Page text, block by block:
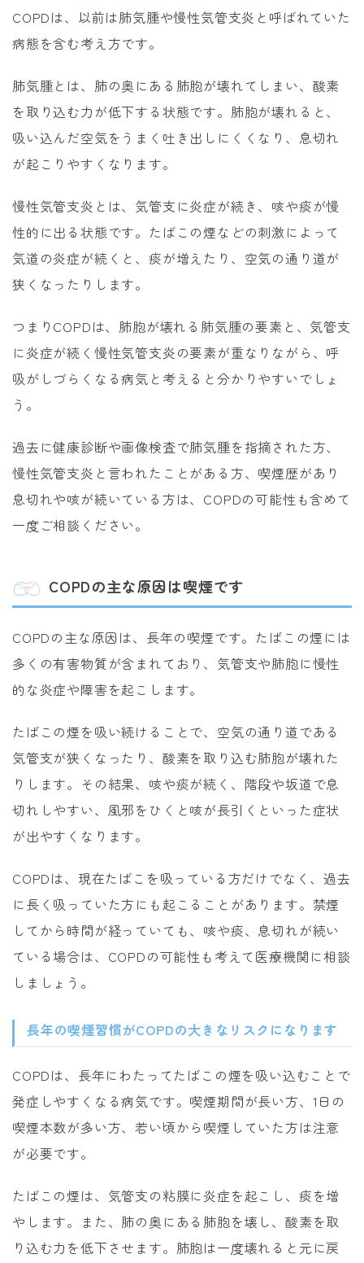
COPDは、以前は肺気腫や慢性気管支炎と呼ばれていた
病態を含む考え方です。
肺気腫とは、肺の奥にある肺胞が壊れてしまい、酸素
を取り込む力が低下する状態です。肺胞が壊れると、
吸い込んだ空気をうまく吐き出しにくくなり、息切れ
が起こりやすくなります。
慢性気管支炎とは、気管支に炎症が続き、咳や痰が慢
性的に出る状態です。たばこの煙などの刺激によって
気道の炎症が続くと、痰が増えたり、空気の通り道が
狭くなったりします。
つまりCOPDは、肺胞が壊れる肺気腫の要素と、気管支
に炎症が続く慢性気管支炎の要素が重なりながら、呼
吸がしづらくなる病気と考えると分かりやすいでしょ
う。
過去に健康診断や画像検査で肺気腫を指摘された方、
慢性気管支炎と言われたことがある方、喫煙歴があり
息切れや咳が続いている方は、COPDの可能性も含めて
一度ご相談ください。
COPDの主な原因は喫煙です
COPDの主な原因は、長年の喫煙です。たばこの煙には
多くの有害物質が含まれており、気管支や肺胞に慢性
的な炎症や障害を起こします。
たばこの煙を吸い続けることで、空気の通り道である
気管支が狭くなったり、酸素を取り込む肺胞が壊れた
りします。その結果、咳や痰が続く、階段や坂道で息
切れしやすい、風邪をひくと咳が長引くといった症状
が出やすくなります。
COPDは、現在たばこを吸っている方だけでなく、過去
に長く吸っていた方にも起こることがあります。禁煙
してから時間が経っていても、咳や痰、息切れが続い
ている場合は、COPDの可能性も考えて医療機関に相談
しましょう。
長年の喫煙習慣がCOPDの大きなリスクになります
COPDは、長年にわたってたばこの煙を吸い込むことで
発症しやすくなる病気です。喫煙期間が長い方、1日の
喫煙本数が多い方、若い頃から喫煙していた方は注意
が必要です。
たばこの煙は、気管支の粘膜に炎症を起こし、痰を増
やします。また、肺の奥にある肺胞を壊し、酸素を取
り込む力を低下させます。肺胞は一度壊れると元に戻